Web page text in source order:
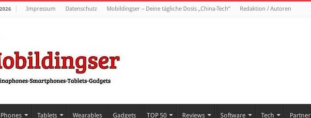
Impressum Datenschutz Mobildingser – Deine tägliche Dosis „China-Tech“ Redaktion / Autoren
Phones Tablets Wearables Gadgets TOP 50 Reviews Software Tech Partner